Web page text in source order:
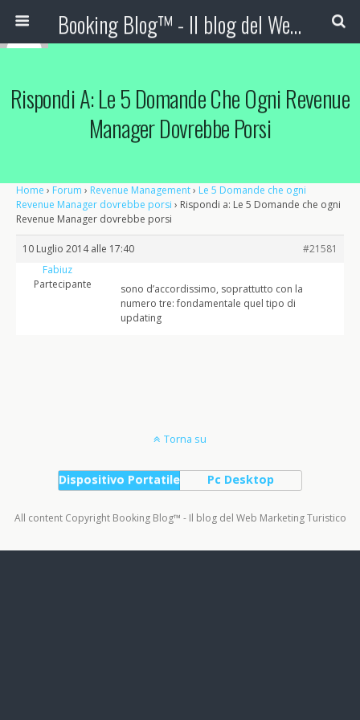
Booking Blog™ - Il blog del Web Marketing Turistico
Rispondi A: Le 5 Domande Che Ogni Revenue
Manager Dovrebbe Porsi
Home › Forum › Revenue Management› Le 5 Domande che ogni
Revenue Manager dovrebbe porsi › Rispondi a: Le 5 Domande che ogni
Revenue Manager dovrebbe porsi
10 Luglio 2014 alle 17:40
#21581
Fabiuz
Partecipante
sono d’accordissimo, soprattutto con la
numero tre: fondamentale quel tipo di
updating
Torna su
Dispositivo Portatile Pc Desktop
All content Copyright Booking Blog™ - Il blog del Web Marketing Turistico